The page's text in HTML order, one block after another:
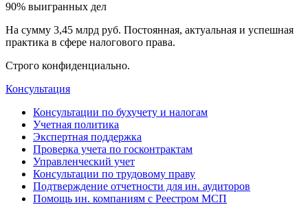
90% выигранных дел
На сумму 3,45 млрд руб. Постоянная, актуальная и успешная
практика в сфере налогового права.
Строго конфиденциально.
Консультация
Консультации по бухучету и налогам
Учетная политика
Экспертная поддержка
Проверка учета по госконтрактам
Управленческий учет
Консультации по трудовому праву
Подтверждение отчетности для ин. аудиторов
Помощь ин. компаниям с Реестром МСП